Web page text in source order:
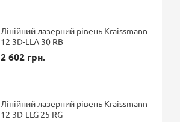
Лінійний лазерний рівень Kraissmann
12 3D-LLA 30 RB
2 602 грн.
Лінійний лазерний рівень Kraissmann
12 3D-LLG 25 RG